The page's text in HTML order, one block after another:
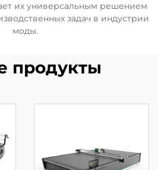
их универсальным решением
задач в индустрии
моды.
продукты